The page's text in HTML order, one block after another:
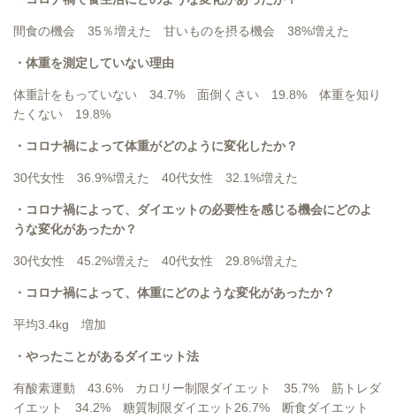
間食の機会 35％増えた 甘いものを摂る機会 38%増えた
・体重を測定していない理由
体重計をもっていない 34.7% 面倒くさい 19.8% 体重を知り
たくない 19.8%
・コロナ禍によって体重がどのように変化したか？
30代女性 36.9%増えた 40代女性 32.1%増えた
・コロナ禍によって、ダイエットの必要性を感じる機会にどのよ
うな変化があったか？
30代女性 45.2%増えた 40代女性 29.8%増えた
・コロナ禍によって、体重にどのような変化があったか？
平均3.4kg 増加
・やったことがあるダイエット法
有酸素運動 43.6% カロリー制限ダイエット 35.7% 筋トレダ
イエット 34.2% 糖質制限ダイエット26.7% 断食ダイエット